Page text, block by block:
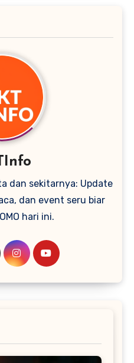
dan sekitarnya: Update
dan event seru biar
hari ini.